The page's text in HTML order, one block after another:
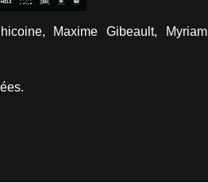
Maxime Gibeault, Myriam